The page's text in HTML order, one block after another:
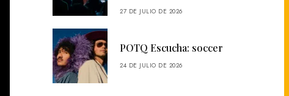
27 DE JULIO DE 2026
POTQ Escucha: soccer
24 DE JULIO DE 2026